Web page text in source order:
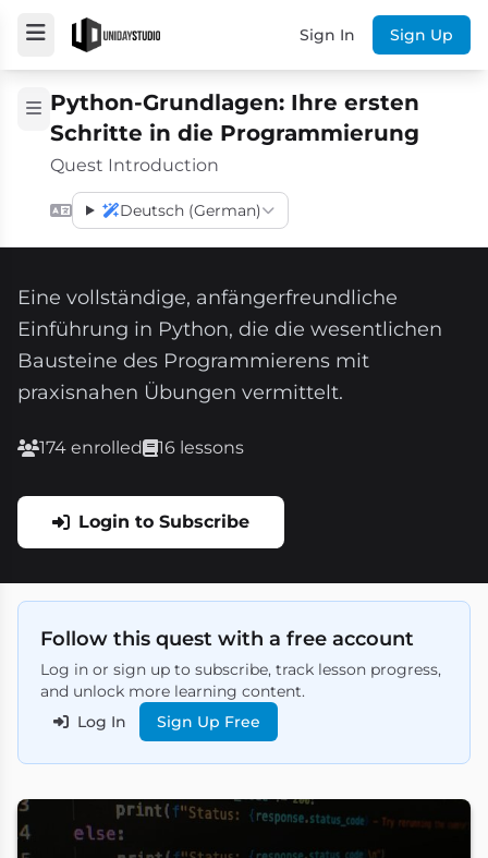
Sign In Sign Up
Python-Grundlagen: Ihre ersten
Schritte in die Programmierung
Quest Introduction
Deutsch (German)
Eine vollständige, anfängerfreundliche
Einführung in Python, die die wesentlichen
Bausteine des Programmierens mit
praxisnahen Übungen vermittelt.
174 enrolled 16 lessons
Login to Subscribe
Follow this quest with a free account
Log in or sign up to subscribe, track lesson progress,
and unlock more learning content.
Log In
Sign Up Free